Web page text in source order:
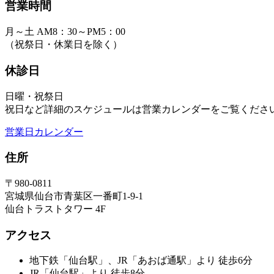
営業時間
月～土 AM8：30～PM5：00
（祝祭日・休業日を除く）
休診日
日曜・祝祭日
祝日など詳細のスケジュールは営業カレンダーをご覧くださ
営業日カレンダー
住所
〒980-0811
宮城県仙台市青葉区一番町1-9-1
仙台トラストタワー 4F
アクセス
地下鉄「仙台駅」、JR「あおば通駅」より 徒歩6分